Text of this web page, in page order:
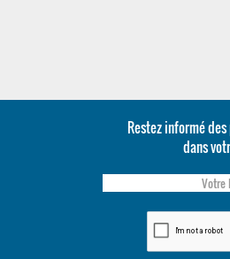
Restez informé
dans